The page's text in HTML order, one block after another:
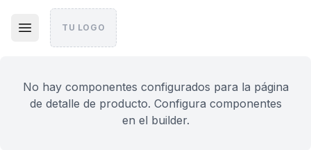
TU LOGO
No hay componentes configurados para la página
de detalle de producto. Configura componentes
en el builder.